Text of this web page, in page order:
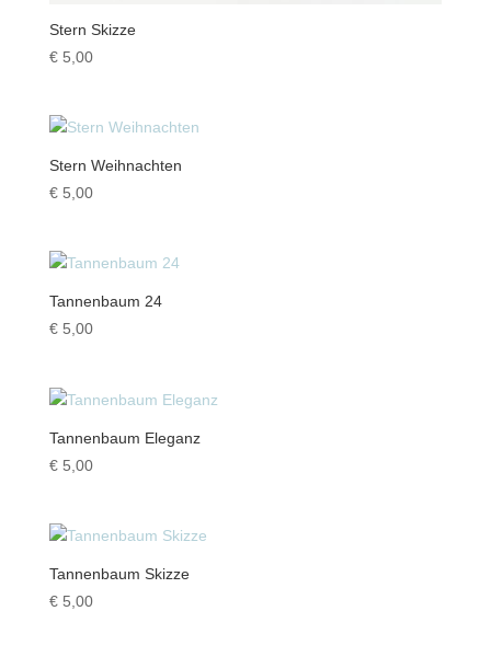
Stern Skizze
€5,00
Stern Weihnachten
€5,00
Tannenbaum 24
€5,00
Tannenbaum Eleganz
€5,00
Tannenbaum Skizze
€5,00